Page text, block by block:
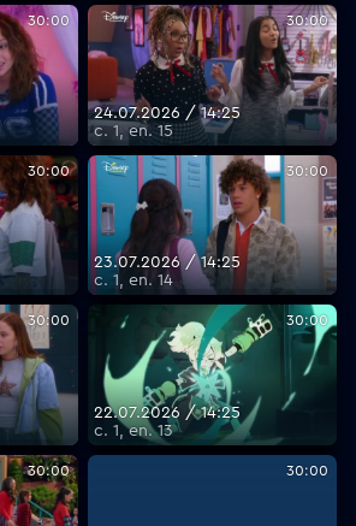
30:00 30:00
24.07.2026 / 14:25
с. 1, еп. 15
30:00 30:00
23.07.2026 / 14:25
с. 1, еп. 14
30:00 30:00
22.07.2026 / 14:25
с. 1, еп. 13
30:00 30:00